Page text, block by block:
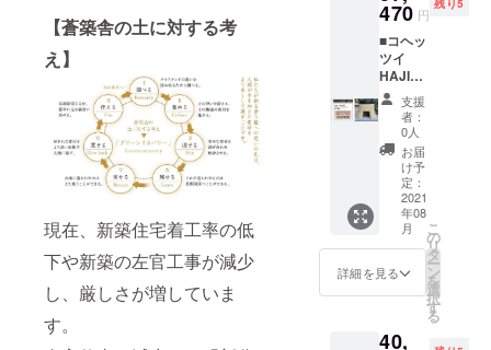
【蒼築舎の土に対する考
え】
現在、新築住宅着工率の低
下や新築の左官工事が減少
し、厳しさが増していま
す。
ンジで
は使用
できま
せん。
・調理
中、調
理後は
本体が
高温に
なりま
すの
で、必
ず厚手
のミト
ン等を
お使い
くださ
中、調
不良品
ではあ
りませ
ん。使
用上で
大きな
問題と
なるよ
うな大
きな欠
損など
を除
き、返
品・交
換の対
象とな
りませ
ご了承
カ
ラー：
土色or
墨 ※カ
ラーを
お選び
くださ
い。 ・
仕上
げ：ラ
フor
マット
※仕上げ
をお選
びくだ
さい。
・釜：
釜or鋳
・
weight
：約0.8
ｋｇ ※1
合鋳物
釜・・
weight
：約1.5
ｋｇ ※
同梱の
台座
（溶岩
プレー
・・
25×25
角、
250mm
height
：約
170mm
／
depth：
約250ｍ
ｍ／
weight
：約
2.6kg ※
２合ア
・
weight
個
土
壁・・
・１袋
コヘッ
ツイ
HAJIM
E 説明
書・注
意事
項・・
・各1
枚 ■
本体サ
イズ：
250mm
個
蓋・・
・２
個
台座
（溶岩
プレー
ト）・
・・２
枚
固形燃
料・・
・６
個
固形燃
・２
だんご1
袋（3個
入）
【商品
内容・
サイ
ズ】 コ
ヘッツ
イ
HAJIM
E・・・
1基
釜（ア
ルミ
釜）
・・・
蓋・・
470 円
残り5
■コヘッ
ツイ
HAJIM
E２合鋳
物釜：
３７，
４７０
円（定
価税込
価格＋
送料
込）
＋
【CAM
PFIRE
消臭土
支援
者：
0人
お届
け予
定：
2021
年08
月
詳細を見る
こ
の
リ
タ
ー
ン
を
選
択
す
る
40,